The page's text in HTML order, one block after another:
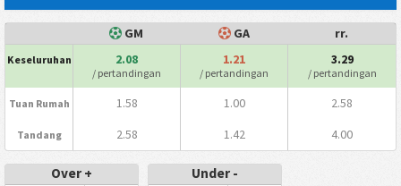
GM GA rr.
Keseluruhan 2.08
/ pertandingan
1.21
/ pertandingan
3.29
/ pertandingan
Tuan Rumah 1.58 1.00 2.58
Tandang 2.58 1.42 4.00
Over + Under -